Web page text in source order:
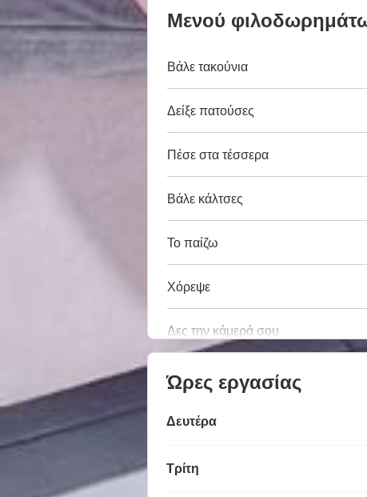
Μενού
Βάλε τακούνια
Δείξε πατούσες
Πέσε στα τέσσερα
Βάλε κάλτσες
Το παίζω
Χόρεψε
Δες την κάμερά σου
Ώρες εργασίας
Δευτέρα
Τρίτη